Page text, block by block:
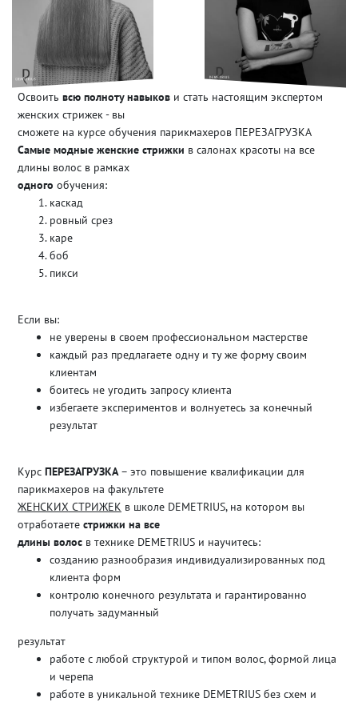
Освоить всю полноту навыков и стать настоящим экспертом
женских стрижек - вы
сможете на курсе обучения парикмахеров ПЕРЕЗАГРУЗКА
Самые модные женские стрижки в салонах красоты на все
длины волос в рамках
одного обучения:
каскад
ровный срез
каре
боб
пикси
Если вы:
не уверены в своем профессиональном мастерстве
каждый раз предлагаете одну и ту же форму своим
клиентам
боитесь не угодить запросу клиента
избегаете экспериментов и волнуетесь за конечный
результат
Курс ПЕРЕЗАГРУЗКА – это повышение квалификации для
парикмахеров на факультете
ЖЕНСКИХ СТРИЖЕК в школе DEMETRIUS, на котором вы
отработаете стрижки на все
длины волос в технике DEMETRIUS и научитесь:
созданию разнообразия индивидуализированных под
клиента форм
контролю конечного результата и гарантированно
получать задуманный
результат
работе с любой структурой и типом волос, формой лица
и черепа
работе в уникальной технике DEMETRIUS без схем и